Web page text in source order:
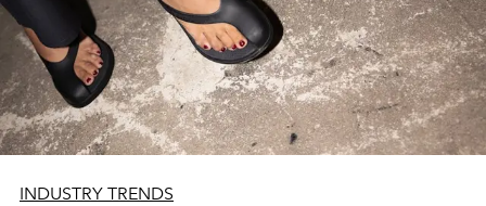
INDUSTRY TRENDS